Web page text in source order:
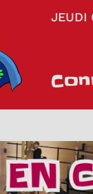
JEUDI